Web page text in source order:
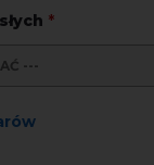
*
---